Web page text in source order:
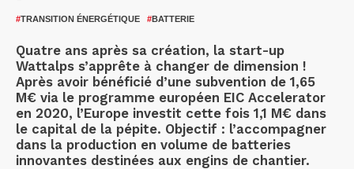
#TRANSITION ÉNERGÉTIQUE #BATTERIE
Quatre ans après sa création, la start-up
Wattalps s’apprête à changer de dimension !
Après avoir bénéficié d’une subvention de 1,65
M€ via le programme européen EIC Accelerator
en 2020, l’Europe investit cette fois 1,1 M€ dans
le capital de la pépite. Objectif : l’accompagner
dans la production en volume de batteries
innovantes destinées aux engins de chantier.